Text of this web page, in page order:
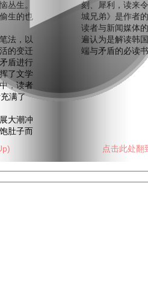
丛生。
生的也
法，以
的变迁
盾进行
了文学
，读者
满了
大潮冲
肚子而
刻、犀利，读来
城兄弟》是作者
读者与新闻媒体
遍认为是解读韩
端与矛盾的必读书
点击此处翻